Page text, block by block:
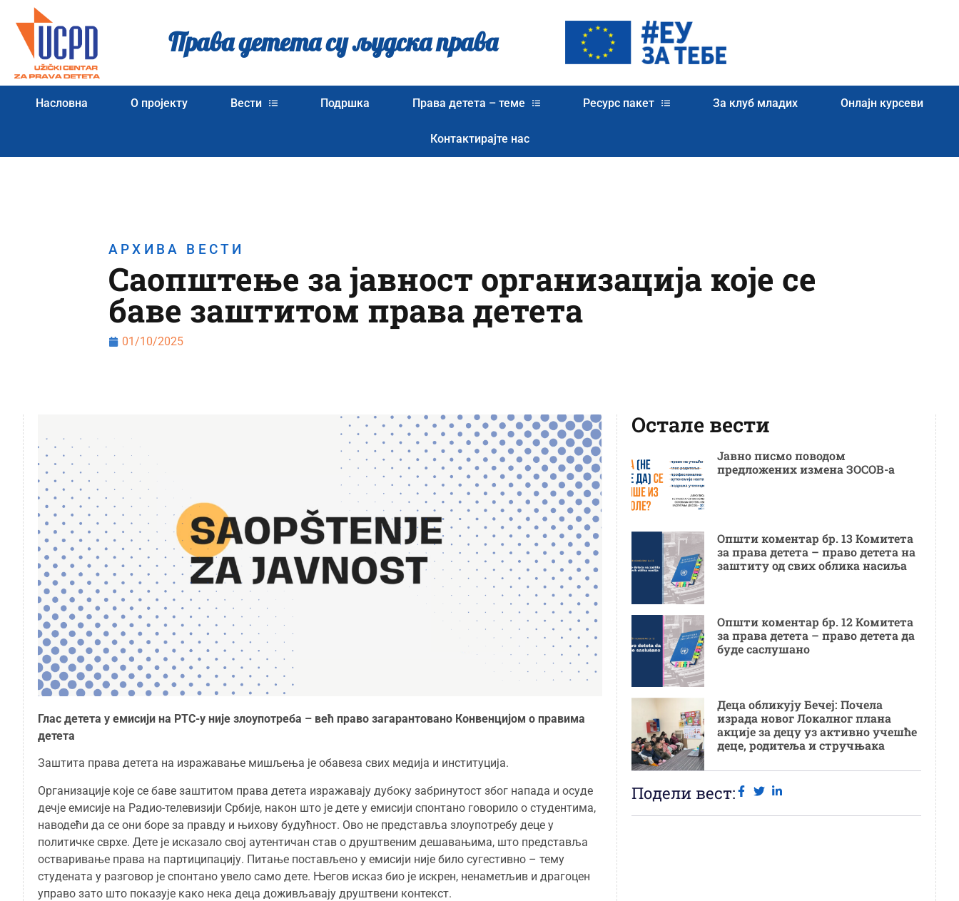
Права детета су људска права
Насловна О пројекту Вести Подршка Права детета – теме Ресурс пакет За клуб младих Онлајн курсеви
Контактирајте нас
АРХИВА ВЕСТИ
Саопштење за јавност организација које се
баве заштитом права детета
01/10/2025
Глас детета у емисији на РТС-у није злоупотреба – већ право загарантовано Конвенцијом о правима
детета
Заштита права детета на изражавање мишљења је обавеза свих медија и институција.
Организације које се баве заштитом права детета изражавају дубоку забринутост због напада и осуде
дечје емисије на Радио-телевизији Србије, након што је дете у емисији спонтано говорило о студентима,
наводећи да се они боре за правду и њихову будућност. Ово не представља злоупотребу деце у
политичке сврхе. Дете је исказало свој аутентичан став о друштвеним дешавањима, што представља
остваривање права на партиципацију. Питање постављено у емисији није било сугестивно – тему
студената у разговор је спонтано увело само дете. Његов исказ био је искрен, ненаметљив и драгоцен
управо зато што показује како нека деца доживљавају друштвени контекст.
Остале вести
Јавно писмо поводом
предложених измена ЗОСОВ-а
Општи коментар бр. 13 Комитета
за права детета – право детета на
заштиту од свих облика насиља
Општи коментар бр. 12 Комитета
за права детета – право детета да
буде саслушано
Деца обликују Бечеј: Почела
израда новог Локалног плана
акције за децу уз активно учешће
деце, родитеља и стручњака
Подели вест: